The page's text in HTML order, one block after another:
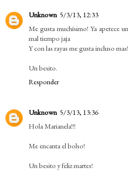
Unknown 5/3/13, 12:33
Me gusta muchísimo! Ya apetece
mal tiempo jaja
Y con las rayas me gusta incluso mas!
Un besito.
Responder
Unknown 5/3/13, 13:36
Hola Marianela!!!
Me encanta el bolso!
Un besito y feliz martes!